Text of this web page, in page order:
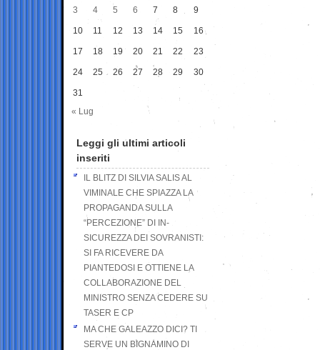
3 4 5 6 7 8 9
10 11 12 13 14 15 16
17 18 19 20 21 22 23
24 25 26 27 28 29 30
31
« Lug
Leggi gli ultimi articoli
inseriti
IL BLITZ DI SILVIA SALIS AL
VIMINALE CHE SPIAZZA LA
PROPAGANDA SULLA
“PERCEZIONE” DI IN-
SICUREZZA DEI SOVRANISTI:
SI FA RICEVERE DA
PIANTEDOSI E OTTIENE LA
COLLABORAZIONE DEL
MINISTRO SENZA CEDERE SU
TASER E CP
MA CHE GALEAZZO DICI? TI
SERVE UN BIGNAMINO DI